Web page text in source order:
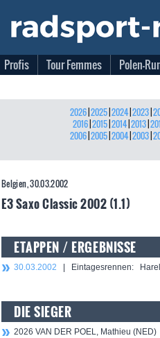
Profis Tour Femmes Polen-
2026| 2025| 2024| 2023|
2016| 2015| 2014| 2013|
2006| 2005| 2004| 2003|
Belgien, 30.03.2002
E3 Saxo Classic 2002 (1.1)
ETAPPEN / ERGEBNISSE
30.03.2002 | Eintagesrennen:
DIE SIEGER
2026 VAN DER POEL, Mathieu (NED)